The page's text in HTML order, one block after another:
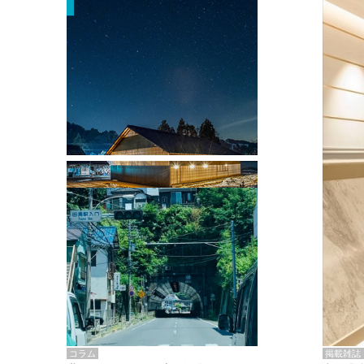
掲載雑誌
掲載雑誌・書籍
『街歩き研修「アールデコとモダニズ
ム、和風バロック」』のレポート記事が
掲載
コラム